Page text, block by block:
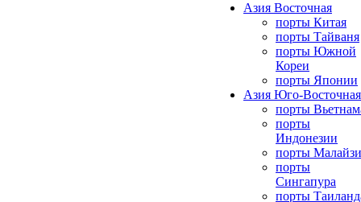
Азия Восточная
порты Китая
порты Тайваня
порты Южной
Кореи
порты Японии
Азия Юго-Восточная
порты
порты
Индонезии
порты
порты
Сингапура
порты